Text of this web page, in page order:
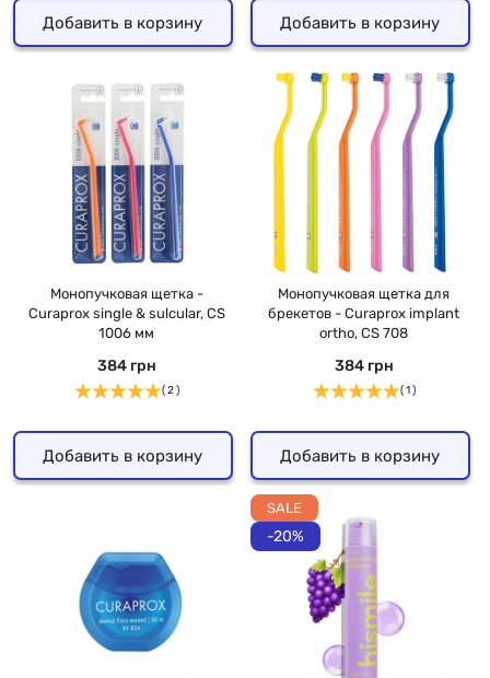
Добавить в корзину Добавить в корзину
Монопучковая щетка -
Curaprox single & sulcular, CS
1006 мм
384 грн
( 2 )
Добавить в корзину
Монопучковая щетка для
брекетов - Curaprox implant
ortho, CS 708
384 грн
( 1 )
Добавить в корзину
SALE
-20%